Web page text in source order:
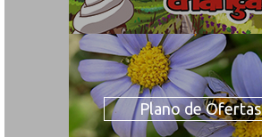
Plano de Ofertas